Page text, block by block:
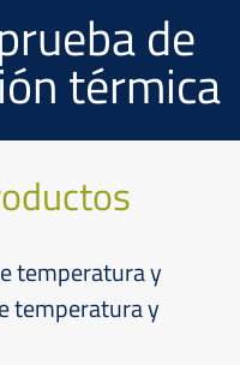
de
térmica
temperatura y
temperatura y